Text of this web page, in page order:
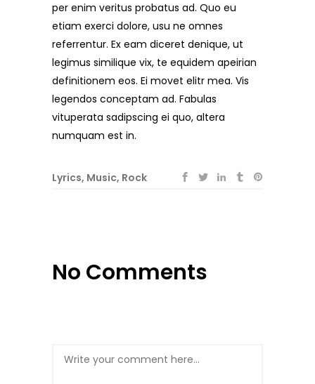
per enim veritus probatus ad. Quo eu
etiam exerci dolore, usu ne omnes
referrentur. Ex eam diceret denique, ut
legimus similique vix, te equidem apeirian
definitionem eos. Ei movet elitr mea. Vis
legendos conceptam ad. Fabulas
vituperata sadipscing ei quo, altera
numquam est in.
Lyrics, Music, Rock
No Comments